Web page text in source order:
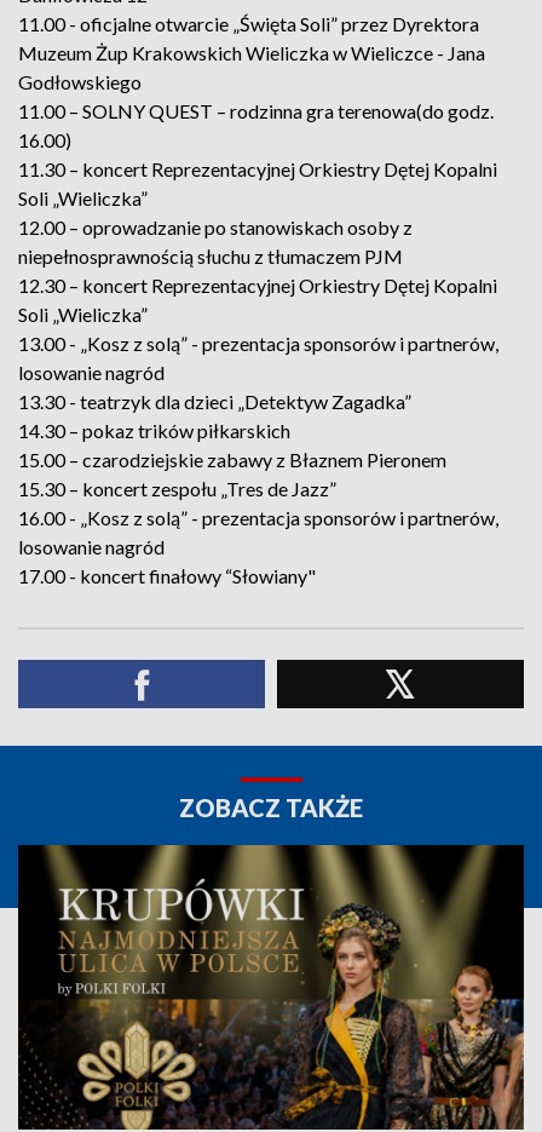
11.00 - oficjalne otwarcie „Święta Soli” przez Dyrektora
Muzeum Żup Krakowskich Wieliczka w Wieliczce - Jana
Godłowskiego
11.00 – SOLNY QUEST – rodzinna gra terenowa(do godz.
16.00)
11.30 – koncert Reprezentacyjnej Orkiestry Dętej Kopalni
Soli „Wieliczka”
12.00 – oprowadzanie po stanowiskach osoby z
niepełnosprawnością słuchu z tłumaczem PJM
12.30 – koncert Reprezentacyjnej Orkiestry Dętej Kopalni
Soli „Wieliczka”
13.00 - „Kosz z solą” - prezentacja sponsorów i partnerów,
losowanie nagród
13.30 - teatrzyk dla dzieci „Detektyw Zagadka”
14.30 – pokaz trików piłkarskich
15.00 – czarodziejskie zabawy z Błaznem Pieronem
15.30 – koncert zespołu „Tres de Jazz”
16.00 - „Kosz z solą” - prezentacja sponsorów i partnerów,
losowanie nagród
17.00 - koncert finałowy “Słowiany"
ZOBACZ TAKŻE